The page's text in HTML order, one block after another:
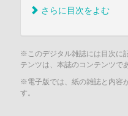
さらに目次をよむ
※このデジタル雑誌には目次に
テンツは、本誌のコンテンツで
※電子版では、紙の雑誌と内容
す。